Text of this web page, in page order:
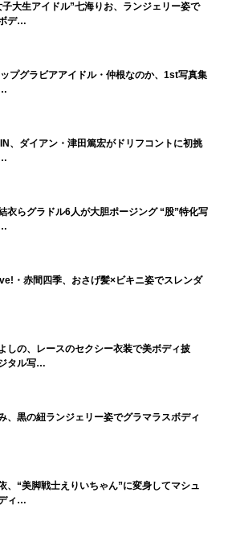
子大生アイドル”七海りお、ランジェリー姿で
デ…
プグラビアアイドル・仲根なのか、1st写真集
、ダイアン・津田篤宏がドリフコントに初挑
衣らグラドル6人が大胆ポージング “股”特化写
・赤間四季、おさげ髪×ビキニ姿でスレンダ
しの、レースのセクシー衣装で美ボディ披
タル写…
、黒の紐ランジェリー姿でグラマラスボディ
、“美脚戦士えりいちゃん”に変身してマシュ
ィ…